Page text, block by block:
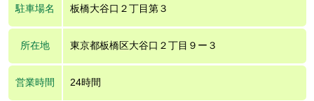
駐車場名 板橋大谷口２丁目第３
所在地 東京都板橋区大谷口２丁目９ー３
営業時間 24時間